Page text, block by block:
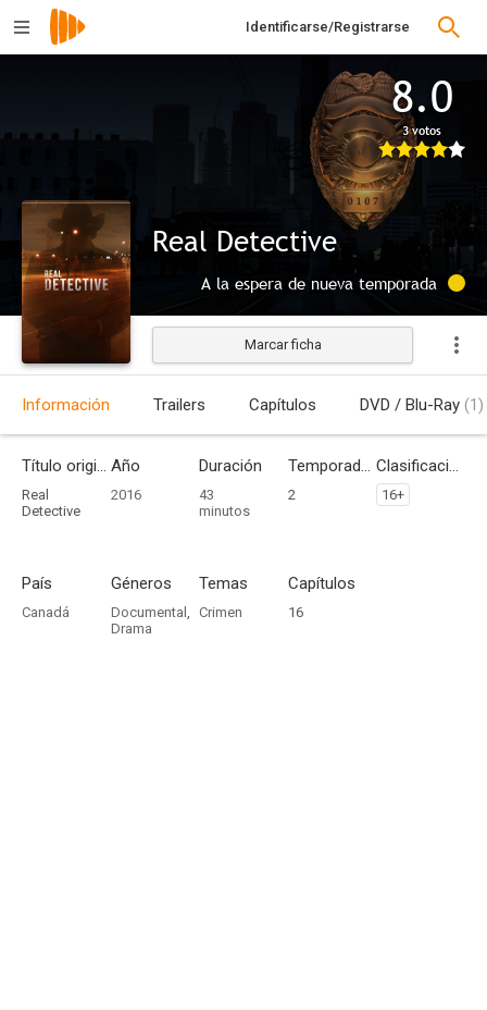
Identificarse/Registrarse
8.0
3 votos
Real Detective
A la espera de nueva temporada
Marcar ficha
Información Trailers Capítulos DVD / Blu-Ray (1)
Título original
Real
Detective
Año
2016
Duración
43
minutos
Temporadas
2
Clasificación por edades
16+
País
Canadá
Géneros
Documental ,
Drama
Temas
Crimen
Capítulos
16